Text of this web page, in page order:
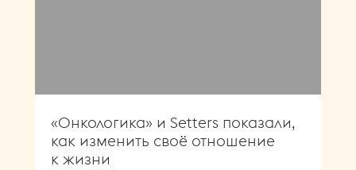
«Онкологика» и Setters показали,
как изменить своё отношение
к жизни